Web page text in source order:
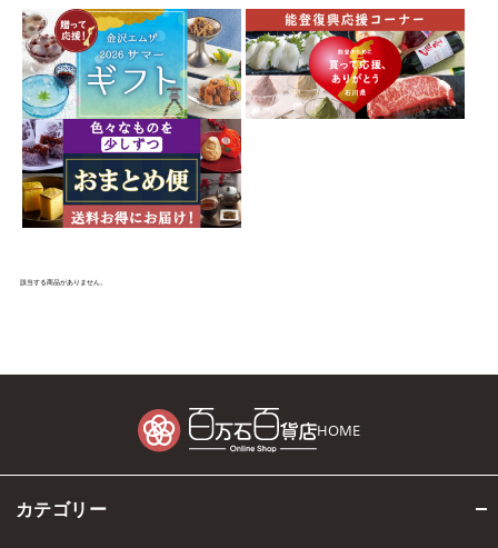
該当する商品がありません。
HOME
カテゴリー